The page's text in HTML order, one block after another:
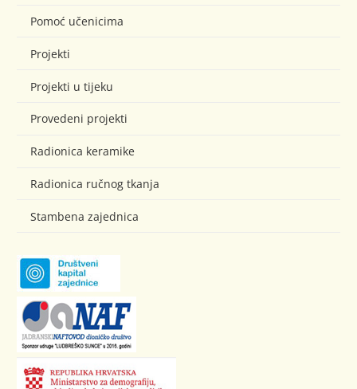
Pomoć učenicima
Projekti
Projekti u tijeku
Provedeni projekti
Radionica keramike
Radionica ručnog tkanja
Stambena zajednica